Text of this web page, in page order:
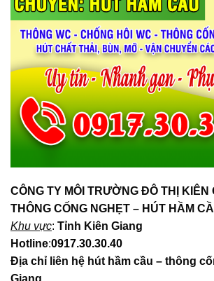
CÔNG TY MÔI TRƯỜNG ĐÔ THỊ KIÊN
THÔNG CỐNG NGHẸT – HÚT HẦM
Khu vực: Tỉnh Kiên Giang
Hotline:0917.30.30.40
Địa chỉ liên hệ hút hầm cầu – thông